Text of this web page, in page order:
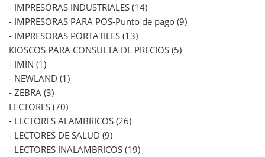
- IMPRESORAS INDUSTRIALES (14)
- IMPRESORAS PARA POS-Punto de pago (9)
- IMPRESORAS PORTATILES (13)
KIOSCOS PARA CONSULTA DE PRECIOS (5)
- IMIN (1)
- NEWLAND (1)
- ZEBRA (3)
LECTORES (70)
- LECTORES ALAMBRICOS (26)
- LECTORES DE SALUD (9)
- LECTORES INALAMBRICOS (19)